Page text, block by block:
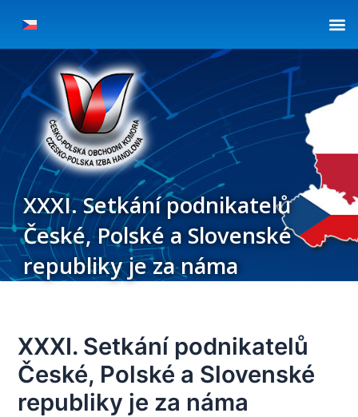
obsah
XXXI. Setkání podnikatelů
České, Polské a Slovenské
republiky je za náma
XXXI. Setkání podnikatelů
České, Polské a Slovenské
republiky je za náma
navigation